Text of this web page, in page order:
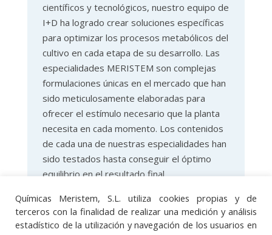
científicos y tecnológicos, nuestro equipo de
I+D ha logrado crear soluciones específicas
para optimizar los procesos metabólicos del
cultivo en cada etapa de su desarrollo. Las
especialidades MERISTEM son complejas
formulaciones únicas en el mercado que han
sido meticulosamente elaboradas para
ofrecer el estímulo necesario que la planta
necesita en cada momento. Los contenidos
de cada una de nuestras especialidades han
sido testados hasta conseguir el óptimo
equilibrio en el resultado final.
Químicas Meristem, S.L. utiliza cookies propias y de
terceros con la finalidad de realizar una medición y análisis
estadístico de la utilización y navegación de los usuarios en